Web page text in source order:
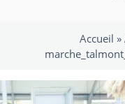
Accueil »